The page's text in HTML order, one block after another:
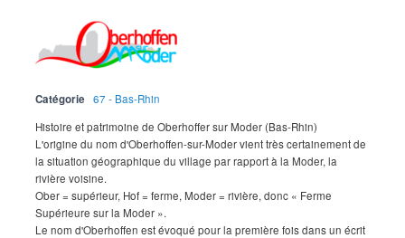
Catégorie
67 - Bas-Rhin
Histoire et patrimoine de Oberhoffer sur Moder (Bas-Rhin)
L'origine du nom d'Oberhoffen-sur-Moder vient très certainement de
la situation géographique du village par rapport à la Moder, la
rivière voisine.
Ober = supérieur, Hof = ferme, Moder = rivière, donc « Ferme
Supérieure sur la Moder ».
Le nom d'Oberhoffen est évoqué pour la première fois dans un écrit